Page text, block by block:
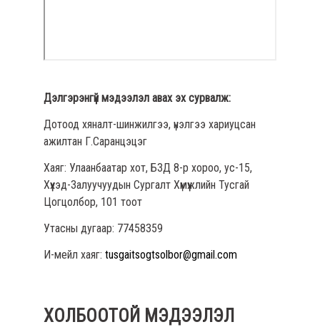
Дэлгэрэнгүй мэдээлэл авах эх сурвалж:
Дотоод хяналт-шинжилгээ, үнэлгээ хариуцсан
ажилтан Г.Саранцэцэг
Хаяг: Улаанбаатар хот, БЗД 8-р хороо, ус-15,
Хүүхэд-Залуучуудын Сургалт Хүмүүжлийн Тусгай
Цогцолбор, 101 тоот
Утасны дугаар: 77458359
И-мейл хаяг: tusgaitsogtsolbor@gmail.com
ХОЛБООТОЙ МЭДЭЭЛЭЛ